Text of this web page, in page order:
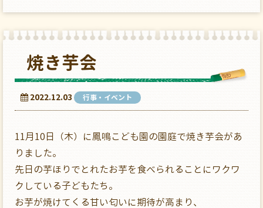
焼き芋会
2022.12.03 行事・イベント
11月10日（木）に鳳鳴こども園の園庭で焼き芋会があ
りました。
先日の芋ほりでとれたお芋を食べられることにワクワ
クしている子どもたち。
お芋が焼けてくる甘い匂いに期待が高まり、